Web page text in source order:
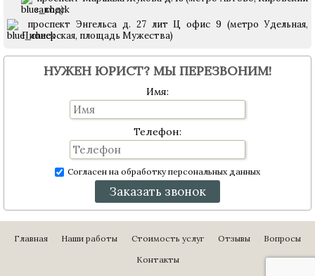
завод)
проспект Энгельса д. 27 лит Ц офис 9 (метро Удельная,
Пионерская, площадь Мужества)
НУЖЕН ЮРИСТ? МЫ ПЕРЕЗВОНИМ!
Имя:
Телефон:
Согласен на обработку персональных данных
Заказать звонок
Главная Наши работы Стоимость услуг Отзывы
Вопросы
Контакты